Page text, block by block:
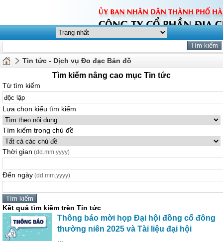
Tin tức - Dịch vụ Đo đạc Bản đồ
Tìm kiếm nâng cao mục Tin tức
Từ tìm kiếm
Lựa chọn kiểu tìm kiếm
Tìm kiếm trong chủ đề
Thời gian (dd.mm.yyyy)
Đến ngày (dd.mm.yyyy)
Kết quả tìm kiếm trên Tin tức
Thông báo mời họp Đại hội đồng cổ đông
thường niên 2025 và Tài liệu đại hội